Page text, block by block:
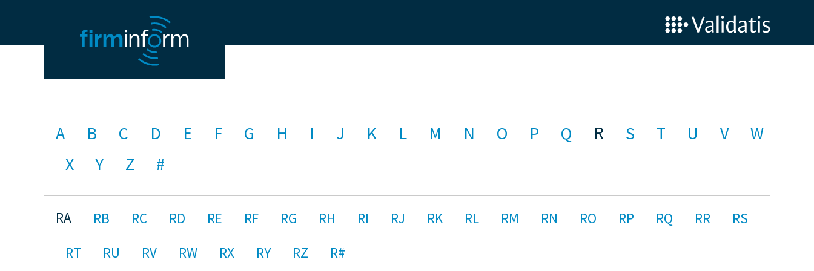
A B C D E F G H I J K L M N O P Q R S T U V
W
X
Y Z #
RA RB RC RD RE RF RG RH RI RJ RK RL RM RN RO RP RQ RR
RS
RT
RU RV RW RX RY RZ R#